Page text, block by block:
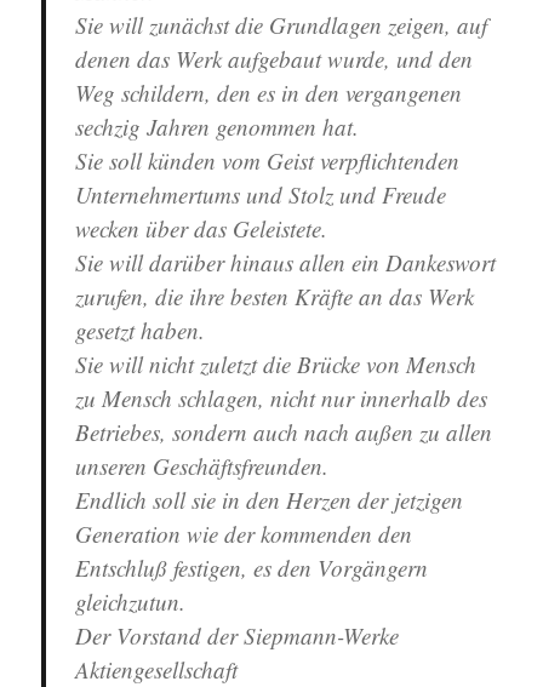
Sie will zunächst die Grundlagen zeigen, auf
denen das Werk aufgebaut wurde, und den
Weg schildern, den es in den vergangenen
sechzig Jahren genommen hat.
Sie soll künden vom Geist verpflichtenden
Unternehmertums und Stolz und Freude
wecken über das Geleistete.
Sie will darüber hinaus allen ein Dankeswort
zurufen, die ihre besten Kräfte an das Werk
gesetzt haben.
Sie will nicht zuletzt die Brücke von Mensch
zu Mensch schlagen, nicht nur innerhalb des
Betriebes, sondern auch nach außen zu allen
unseren Geschäftsfreunden.
Endlich soll sie in den Herzen der jetzigen
Generation wie der kommenden den
Entschluß festigen, es den Vorgängern
gleichzutun.
Der Vorstand der Siepmann-Werke
Aktiengesellschaft